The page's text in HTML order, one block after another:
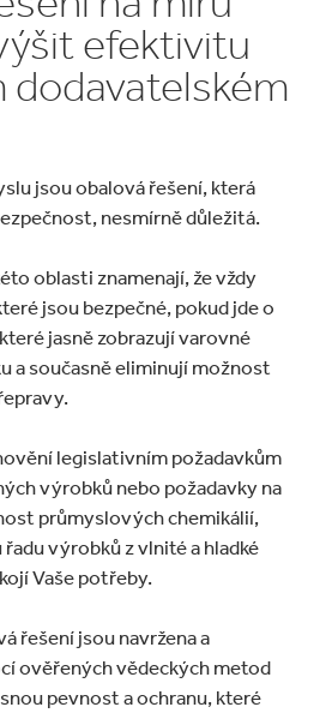
efektivitu
dodavatelském
jsou obalová řešení, která
nesmírně důležitá.
oblasti znamenají, že vždy
jsou bezpečné, pokud jde o
jasně zobrazují varovné
a současně eliminují možnost
legislativním požadavkům
výrobků nebo požadavky na
průmyslových chemikálií,
řadu výrobků z vlnité a hladké
Vaše potřeby.
řešení jsou navržena a
ověřených vědeckých metod
pevnost a ochranu, které